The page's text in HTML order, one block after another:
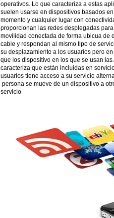
operativos. Lo que caracteriza a estas
suelen usarse en dispositivos basados
momento y cualquier lugar con
proporcionan las redes desplegadas
movilidad conectada de forma ubicua de
cable y respondan al mismo tipo de
su desplazamiento a los usuarios pero
que los dispositivo en los que se usan
caracteriza que están incluidas en
usuarios tiene acceso a su servicio
persona se mueve de un dispositivo a
servicio